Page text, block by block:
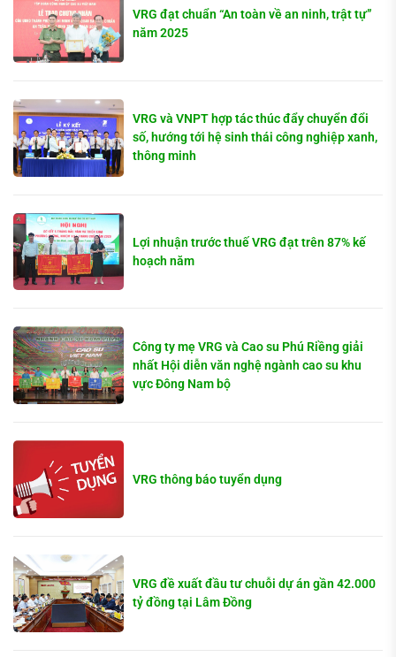
VRG đạt chuẩn “An toàn về an ninh, trật tự”
năm 2025
VRG và VNPT hợp tác thúc đẩy chuyển đổi
số, hướng tới hệ sinh thái công nghiệp xanh,
thông minh
Lợi nhuận trước thuế VRG đạt trên 87% kế
hoạch năm
Công ty mẹ VRG và Cao su Phú Riềng giải
nhất Hội diễn văn nghệ ngành cao su khu
vực Đông Nam bộ
VRG thông báo tuyển dụng
VRG đề xuất đầu tư chuỗi dự án gần 42.000
tỷ đồng tại Lâm Đồng